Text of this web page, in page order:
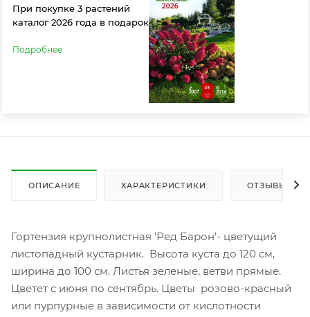
При покупке 3 растений
каталог 2026 года в подарок
Подробнее
ОПИСАНИЕ ХАРАКТЕРИСТИКИ ОТЗЫВЫ
Гортензия крупнолистная 'Ред Барон'- цветущий
листопадный кустарник. Высота куста до 120 см,
ширина до 100 см. Листья зеленые, ветви прямые.
Цветет с июня по сентябрь. Цветы розово-красный
или пурпурные в зависимости от кислотности